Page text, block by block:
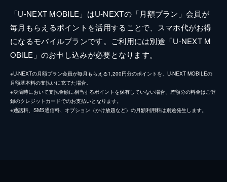
「U-NEXT MOBILE」はU-NEXTの「月額プラン」会員が
毎月もらえるポイントを活用することで、スマホ代がお得
になるモバイルプランです。ご利用には別途「U-NEXT M
OBILE」のお申し込みが必要となります。
※U-NEXTの月額プラン会員が毎月もらえる1,200円分のポイントを、U-NEXT MOBILEの
月額基本料の支払いに充てた場合。
※決済時において支払金額に相当するポイントを保有していない場合、差額分の料金はご登
録のクレジットカードでのお支払いとなります。
※通話料、SMS通信料、オプション（かけ放題など）の月額利用料は別途発生します。